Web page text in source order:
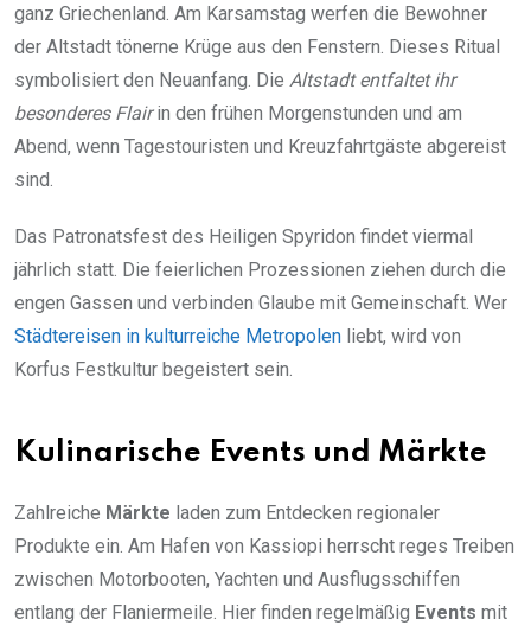
ganz Griechenland. Am Karsamstag werfen die Bewohner
der Altstadt tönerne Krüge aus den Fenstern. Dieses Ritual
symbolisiert den Neuanfang. Die Altstadt entfaltet ihr
besonderes Flairin den frühen Morgenstunden und am
Abend, wenn Tagestouristen und Kreuzfahrtgäste abgereist
sind.
Das Patronatsfest des Heiligen Spyridon findet viermal
jährlich statt. Die feierlichen Prozessionen ziehen durch die
engen Gassen und verbinden Glaube mit Gemeinschaft. Wer
Städtereisen in kulturreiche Metropolen liebt, wird von
Korfus Festkultur begeistert sein.
Kulinarische Events und Märkte
Zahlreiche Märkte laden zum Entdecken regionaler
Produkte ein. Am Hafen von Kassiopi herrscht reges Treiben
zwischen Motorbooten, Yachten und Ausflugsschiffen
entlang der Flaniermeile. Hier finden regelmäßig Events mit